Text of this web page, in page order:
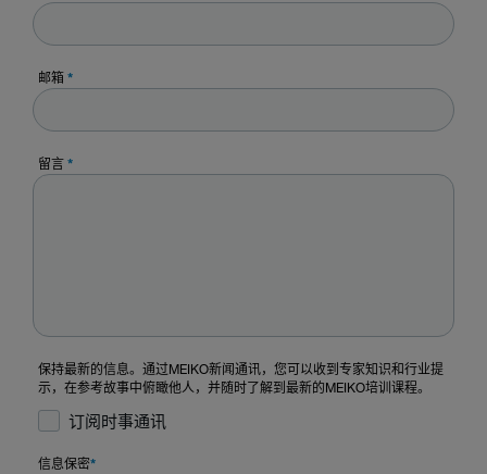
邮箱*
留言*
保持最新的信息。通过MEIKO新闻通讯，您可以收到专家知识和行业提
示，在参考故事中俯瞰他人，并随时了解到最新的MEIKO培训课程。
订阅时事通讯
信息保密*